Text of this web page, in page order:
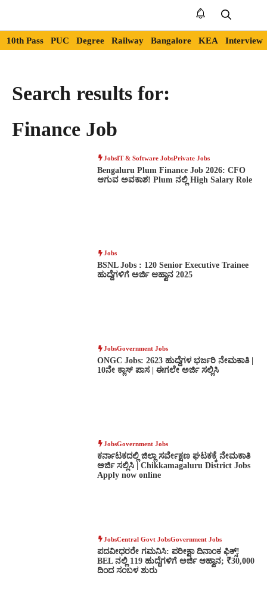
content
10th Pass PUC Degree Railway Bangalore KEA Interview
Search results for:
Finance Job
JobsIT & Software JobsPrivate Jobs
Bengaluru Plum Finance Job 2026: CFO
ಆಗುವ ಅವಕಾಶ! Plum ನಲ್ಲಿ High Salary Role
Jobs
BSNL Jobs : 120 Senior Executive Trainee
ಹುದ್ದೆಗಳಿಗೆ ಅರ್ಜಿ ಆಹ್ವಾನ 2025
JobsGovernment Jobs
ONGC Jobs: 2623 ಹುದ್ದೆಗಳ ಭರ್ಜರಿ ನೇಮಕಾತಿ |
10ನೇ ಕ್ಲಾಸ್ ಪಾಸ | ಈಗಲೇ ಅರ್ಜಿ ಸಲ್ಲಿಸಿ
JobsGovernment Jobs
ಕರ್ನಾಟಕದಲ್ಲಿ ಜಿಲ್ಲಾ ಸರ್ವೇಕ್ಷಣ ಘಟಕಕ್ಕೆ ನೇಮಕಾತಿ
ಅರ್ಜಿ ಸಲ್ಲಿಸಿ | Chikkamagaluru District Jobs
Apply now online
JobsCentral Govt JobsGovernment Jobs
ಪದವೀಧರರೇ ಗಮನಿಸಿ: ಪರೀಕ್ಷಾ ದಿನಾಂಕ ಫಿಕ್ಸ್!
BEL ನಲ್ಲಿ 119 ಹುದ್ದೆಗಳಿಗೆ ಅರ್ಜಿ ಆಹ್ವಾನ; ₹30,000
ದಿಂದ ಸಂಬಳ ಶುರು